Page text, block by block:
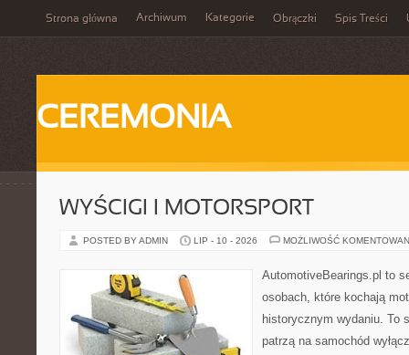
Strona główna Archiwum Kategorie Obrączki Spis Treści
CEREMONIA
WYŚCIGI I MOTORSPORT
POSTED BY ADMIN LIP - 10 - 2026 MOŻLIWOŚĆ
AutomotiveBearings.pl to
osobach, które kochają
historycznym wydaniu. To
patrzą na samochód